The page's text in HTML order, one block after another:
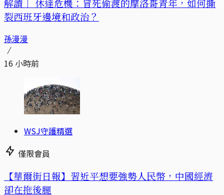
解讀｜ 休達危機：冒死偷渡的摩洛哥青年，如何撕
裂西班牙邊境和政治？
孫漫漫
16 小時前
WSJ守護精選
僅限會員
【華爾街日報】習近平想要強勢人民幣，中國經濟
卻在拖後腿